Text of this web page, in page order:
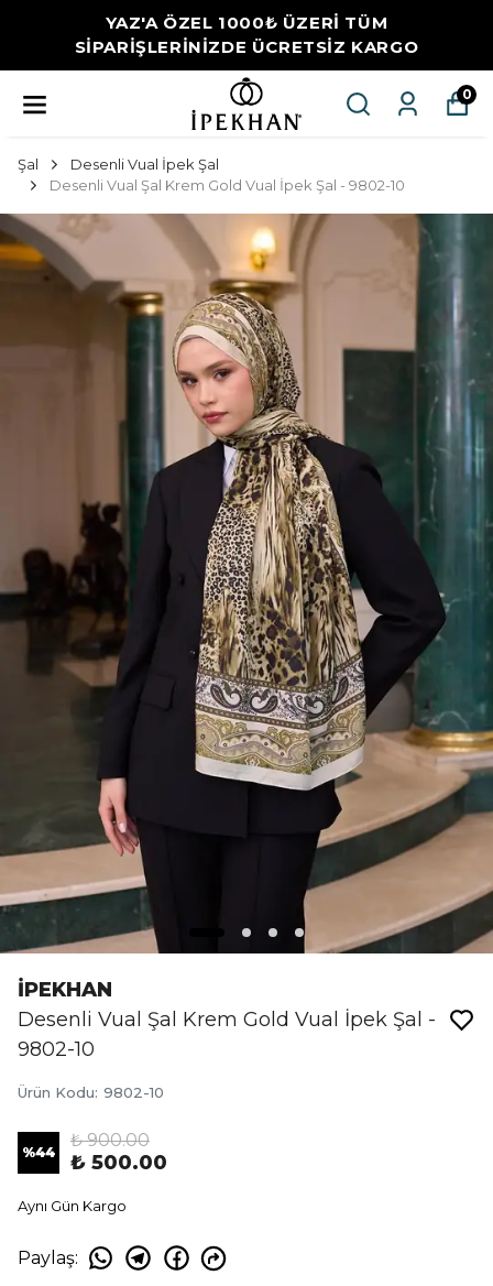
YAZ'A ÖZEL 1000₺ ÜZERİ TÜM
SİPARİŞLERİNİZDE ÜCRETSİZ KARGO
0
Şal
Desenli Vual İpek Şal
Desenli Vual Şal Krem Gold Vual İpek Şal - 9802-10
İPEKHAN
Desenli Vual Şal Krem Gold Vual İpek Şal -
9802-10
Ürün Kodu: 9802-10
%44
₺ 900.00
₺ 500.00
Aynı Gün Kargo
Paylaş: